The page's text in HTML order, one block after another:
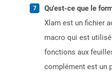
Qu'est-ce que le
Xlam est un fichier
macro qui est
fonctions aux
complément est un